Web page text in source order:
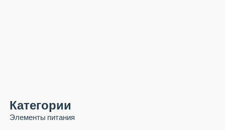
Категории
Элементы питания